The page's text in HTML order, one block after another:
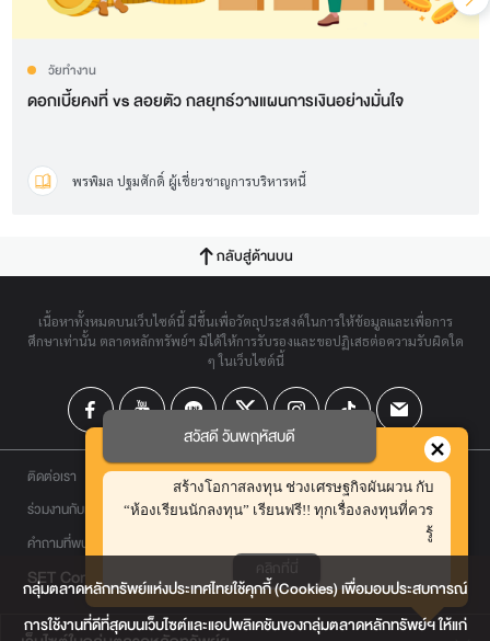
วัยทำงาน
ดอกเบี้ยคงที่ vs ลอยตัว กลยุทธ์วางแผนการเงินอย่างมั่นใจ
พรพิมล ปฐมศักดิ์ ผู้เชี่ยวชาญการบริหารหนี้
กลับสู่ด้านบน
เนื้อหาทั้งหมดบนเว็บไซต์นี้ มีขึ้นเพื่อวัตถุประสงค์ในการให้ข้อมูลและเพื่อการ
ศึกษาเท่านั้น ตลาดหลักทรัพย์ฯ มิได้ให้การรับรองและขอปฏิเสธต่อความรับผิดใด
ๆ ในเว็บไซต์นี้
ติดต่อเรา
ร่วมงานกับเรา
คำถามที่พบบ่อย
SET Contact Center 0 2009 9999
สวัสดี วันพฤหัสบดี
สร้างโอกาสลงทุน ช่วงเศรษฐกิจผันผวน กับ
“ห้องเรียนนักลงทุน” เรียนฟรี!! ทุกเรื่องลงทุนที่ควร
รู้
คลิกที่นี่
กลุ่มตลาดหลักทรัพย์แห่งประเทศไทยใช้คุกกี้ (Cookies) เพื่อมอบประสบการณ์
การใช้งานที่ดีที่สุดบนเว็บไซต์และแอปพลิเคชันของกลุ่มตลาดหลักทรัพย์ฯ ให้แก่